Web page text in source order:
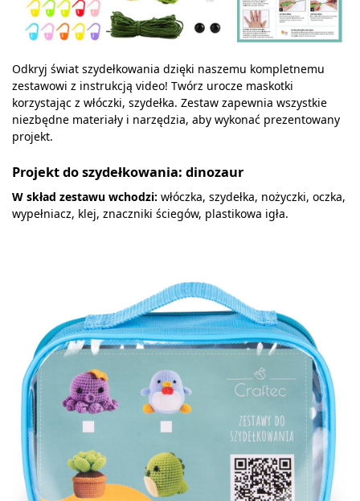
Odkryj świat szydełkowania dzięki naszemu kompletnemu
zestawowi z instrukcją video! Twórz urocze maskotki
korzystając z włóczki, szydełka. Zestaw zapewnia wszystkie
niezbędne materiały i narzędzia, aby wykonać prezentowany
projekt.
Projekt do szydełkowania: dinozaur
W skład zestawu wchodzi: włóczka, szydełka, nożyczki, oczka,
wypełniacz, klej, znaczniki ściegów, plastikowa igła.